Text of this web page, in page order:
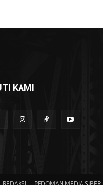
KAMI
REDAKSI PEDOMAN MEDIA SIBER